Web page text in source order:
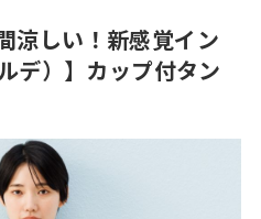
涼しい！新感覚イン
デ）】カップ付タン